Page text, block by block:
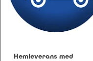
Hemleverans med